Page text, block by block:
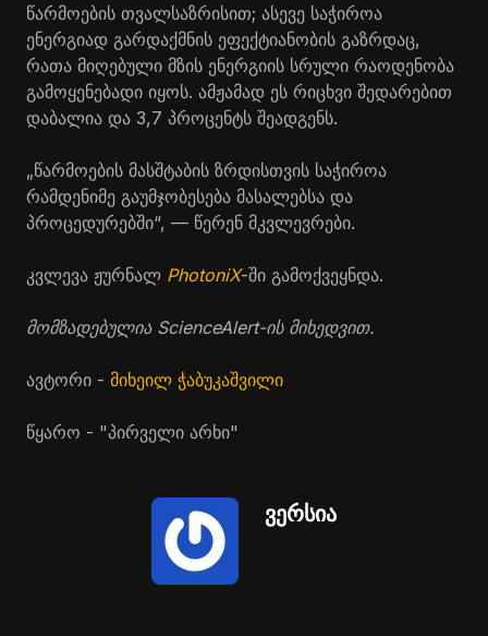
წარმოების თვალსაზრისით; ასევე საჭიროა
ენერგიად გარდაქმნის ეფექტიანობის გაზრდაც,
რათა მიღებული მზის ენერგიის სრული რაოდენობა
გამოყენებადი იყოს. ამჟამად ეს რიცხვი შედარებით
დაბალია და 3,7 პროცენტს შეადგენს.
„წარმოების მასშტაბის ზრდისთვის საჭიროა
რამდენიმე გაუმჯობესება მასალებსა და
პროცედურებში“, — წერენ მკვლევრები.
კვლევა ჟურნალ PhotoniX-ში გამოქვეყნდა.
მომზადებულია ScienceAlert-ის მიხედვით.
ავტორი - მიხეილ ჭაბუკაშვილი
წყარო - "პირველი არხი"
ვერსია